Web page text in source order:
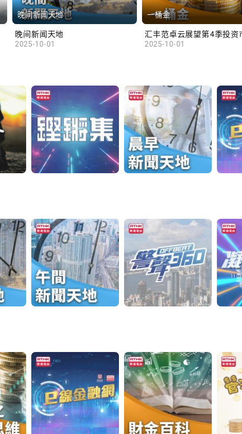
晚间新闻天地
晚间新闻天地
2025-10-01
一桶金
2025-10-01